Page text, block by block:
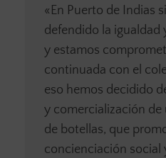
«En Puerto de Indias
defendido la igualdad
y estamos
continuada con el
eso hemos decidido
y comercialización de
de botellas, que
concienciación social